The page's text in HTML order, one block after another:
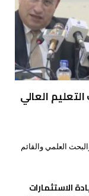
العالي
العلمي والقائم
الاستثمارات